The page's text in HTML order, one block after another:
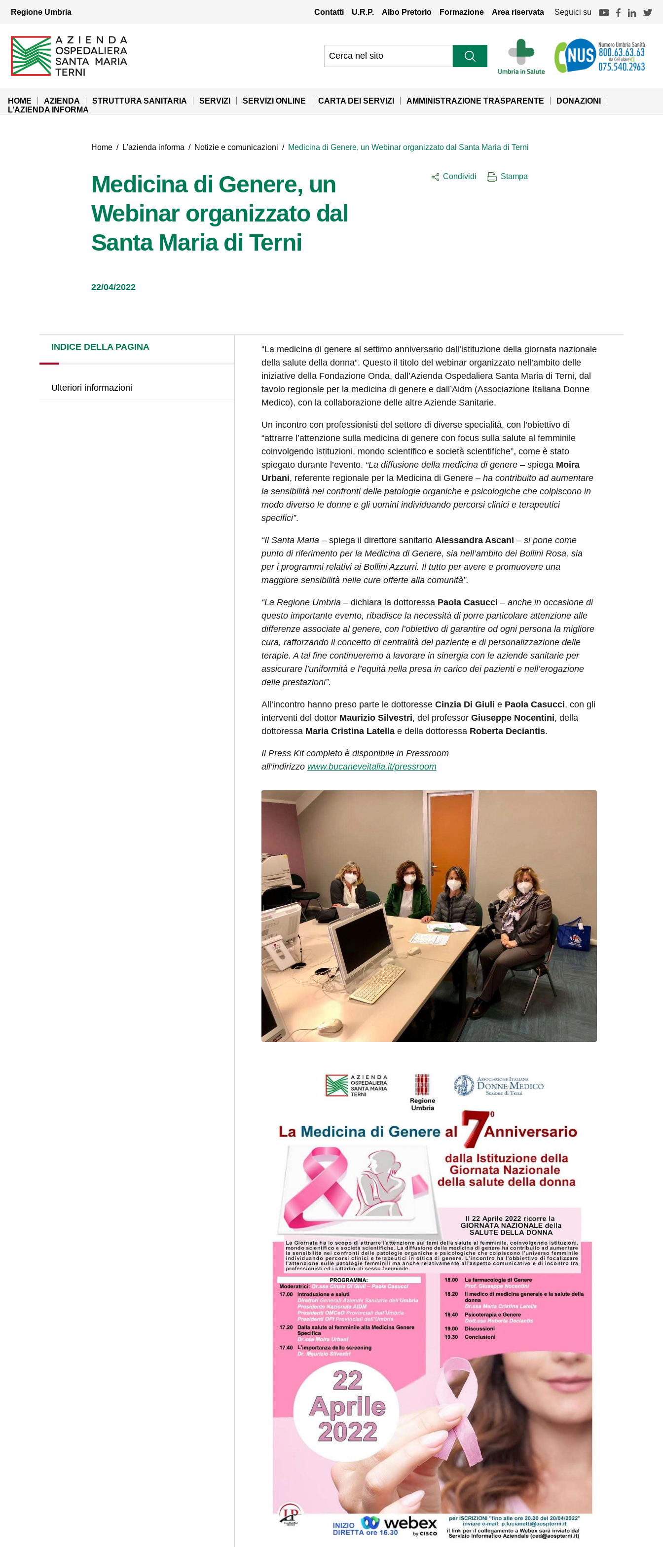
Vai al menu di navigazione
Regione Umbria Contatti U.R.P. Albo Pretorio Formazione Area riservata Seguici su
Azienda Ospedaliera Santa Maria di Terni
Sito Istituzionale
HOME AZIENDA STRUTTURA SANITARIA SERVIZI SERVIZI ONLINE CARTA DEI SERVIZI AMMINISTRAZIONE TRASPARENTE
DONAZIONI
L’AZIENDA INFORMA
Home / L'azienda informa / Notizie e comunicazioni / Medicina di Genere, un Webinar organizzato dal Santa Maria di Terni
Medicina di Genere, un
Webinar organizzato dal
Santa Maria di Terni
22/04/2022
Condividi Stampa
INDICE DELLA PAGINA
Ulteriori informazioni
“La medicina di genere al settimo anniversario dall’istituzione della giornata nazionale
della salute della donna”. Questo il titolo del webinar organizzato nell’ambito delle
iniziative della Fondazione Onda, dall’Azienda Ospedaliera Santa Maria di Terni, dal
tavolo regionale per la medicina di genere e dall’Aidm (Associazione Italiana Donne
Medico), con la collaborazione delle altre Aziende Sanitarie.
Un incontro con professionisti del settore di diverse specialità, con l’obiettivo di
“attrarre l’attenzione sulla medicina di genere con focus sulla salute al femminile
coinvolgendo istituzioni, mondo scientifico e società scientifiche”, come è stato
spiegato durante l’evento. “La diffusione della medicina di genere – spiega Moira
Urbani, referente regionale per la Medicina di Genere – ha contribuito ad aumentare
la sensibilità nei confronti delle patologie organiche e psicologiche che colpiscono in
modo diverso le donne e gli uomini individuando percorsi clinici e terapeutici
specifici”.
“Il Santa Maria– spiega il direttore sanitario Alessandra Ascani – si pone come
punto di riferimento per la Medicina di Genere, sia nell’ambito dei Bollini Rosa, sia
per i programmi relativi ai Bollini Azzurri. Il tutto per avere e promuovere una
maggiore sensibilità nelle cure offerte alla comunità”.
“La Regione Umbria– dichiara la dottoressa Paola Casucci – anche in occasione di
questo importante evento, ribadisce la necessità di porre particolare attenzione alle
differenze associate al genere, con l’obiettivo di garantire od ogni persona la migliore
cura, rafforzando il concetto di centralità del paziente e di personalizzazione delle
terapie. A tal fine continueremo a lavorare in sinergia con le aziende sanitarie per
assicurare l’uniformità e l’equità nella presa in carico dei pazienti e nell’erogazione
delle prestazioni”.
All’incontro hanno preso parte le dottoresse Cinzia Di Giuli e Paola Casucci, con gli
interventi del dottor Maurizio Silvestri, del professor Giuseppe Nocentini, della
dottoressa Maria Cristina Latellae della dottoressa Roberta Deciantis.
Il Press Kit completo è disponibile in Pressroom
all’indirizzo www.bucaneveitalia.it/pressroom